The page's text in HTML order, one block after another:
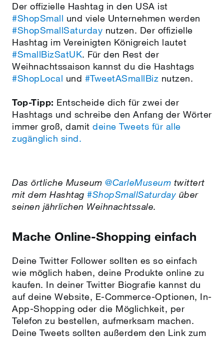
Der offizielle Hashtag in den USA ist
#ShopSmall und viele Unternehmen werden
#ShopSmallSaturday nutzen. Der offizielle
Hashtag im Vereinigten Königreich lautet
#SmallBizSatUK. Für den Rest der
Weihnachtssaison kannst du die Hashtags
#ShopLocal und #TweetASmallBiz nutzen.
Top-Tipp: Entscheide dich für zwei der
Hashtags und schreibe den Anfang der Wörter
immer groß, damit deine Tweets für alle
zugänglich sind.
Das örtliche Museum @CarleMuseum twittert
mit dem Hashtag #ShopSmallSaturday über
seinen jährlichen Weihnachtssale.
Mache Online-Shopping einfach
Deine Twitter Follower sollten es so einfach
wie möglich haben, deine Produkte online zu
kaufen. In deiner Twitter Biografie kannst du
auf deine Website, E-Commerce-Optionen, In-
App-Shopping oder die Möglichkeit, per
Telefon zu bestellen, aufmerksam machen.
Deine Tweets sollten außerdem den Link zum